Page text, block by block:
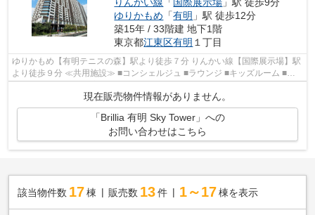
ゆりかもめ 「有明 」駅 徒歩12分
築15年 / 33階建 地下1階
東京都江東区有明 １丁目
ゆりかもめ【有明テニスの森】駅より徒歩７分 りんかい線【国際展示場】駅
より徒歩９分 ≪共用施設≫ ■コンシェルジュ ■ラウンジ ■キッズルーム ■プ
現在販売物件情報がありません。
「Brillia 有明 Sky Tower」への
お問い合わせはこちら
該当物件数 17棟 販売数 13 件 1～17 棟を表示